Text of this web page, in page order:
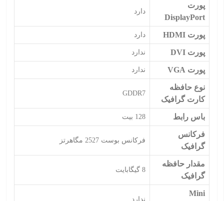
پورت
DisplayPort
دارد
پورت HDMI دارد
پورت DVI ندارد
پورت VGA ندارد
نوع حافظه
کارت گرافیک
GDDR7
باس رابط 128 بیت
فرکانس
گرافیک
فرکانس بوست 2527 مگاهرتز
مقدار حافظه
گرافیک
8 گیگابایت
Mini
ندارد